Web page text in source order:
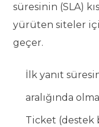
süresinin (SLA)
yürüten siteler
geçer.
İlk yanıt
aralığında
Ticket (destek